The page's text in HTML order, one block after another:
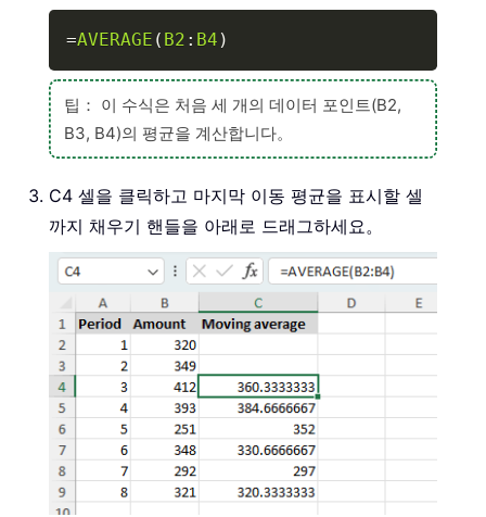
=AVERAGE ( B2 : B4 )
팁： 이 수식은 처음 세 개의 데이터 포인트(B2,
B3, B4)의 평균을 계산합니다。
C4 셀을 클릭하고 마지막 이동 평균을 표시할 셀
까지 채우기 핸들을 아래로 드래그하세요。